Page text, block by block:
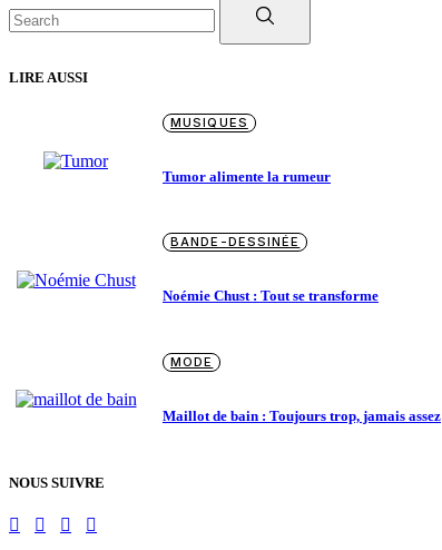
for:
LIRE AUSSI
MUSIQUES
Tumor alimente la rumeur
BANDE-DESSINÉE
Noémie Chust : Tout se transforme
MODE
Maillot de bain : Toujours trop, jamais assez
NOUS SUIVRE